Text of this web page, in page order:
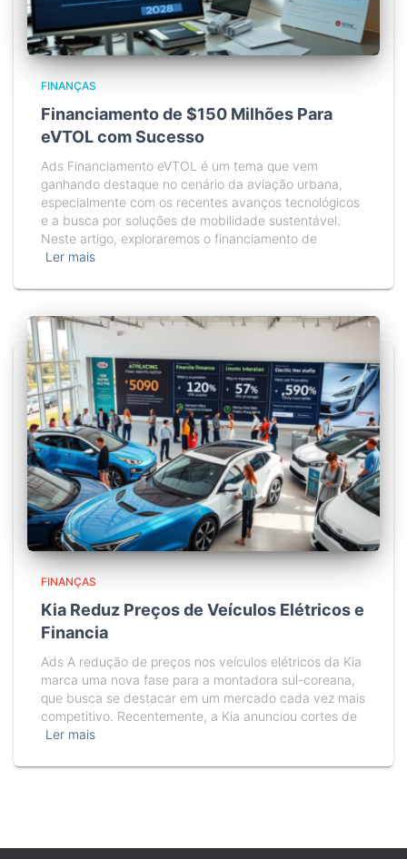
FINANÇAS
Financiamento de $150 Milhões Para
eVTOL com Sucesso
Ads Financiamento eVTOL é um tema que vem
ganhando destaque no cenário da aviação urbana,
especialmente com os recentes avanços tecnológicos
e a busca por soluções de mobilidade sustentável.
Neste artigo, exploraremos o financiamento de
Ler mais
FINANÇAS
Kia Reduz Preços de Veículos Elétricos e
Financia
Ads A redução de preços nos veículos elétricos da Kia
marca uma nova fase para a montadora sul-coreana,
que busca se destacar em um mercado cada vez mais
competitivo. Recentemente, a Kia anunciou cortes de
Ler mais